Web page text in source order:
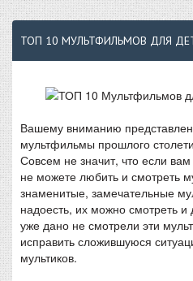
ТОП 10 МУЛЬТФИЛЬМОВ ДЛЯ
Вашему вниманию
мультфильмы прошлого
Совсем не значит, что если
не можете любить и смотреть
знаменитые, замечательные
надоесть, их можно смотреть
уже дано не смотрели эти
исправить сложившуюся
мультиков.